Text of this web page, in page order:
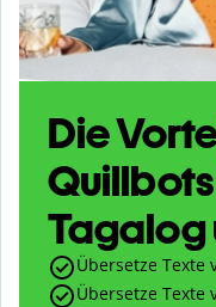
Die
Tagalog
Übersetze Texte
Übersetze Texte